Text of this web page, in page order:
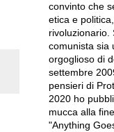
convinto che
etica e
rivoluzionario.
comunista sia
orgoglioso di
settembre
pensieri di
2020 ho
mucca alla
"Anything